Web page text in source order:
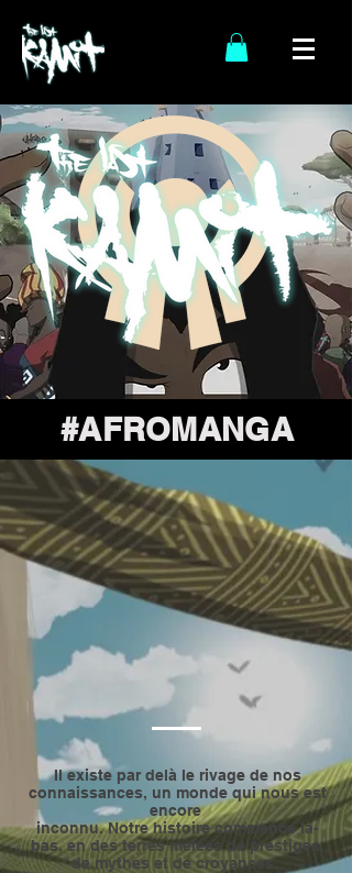
#AFROMANGA
Il existe par delà le rivage de nos
connaissances, un monde qui nous est
encore
inconnu. Notre histoire commence là-
bas, en des terres mêlées de prestiges,
de mythes et de croyances.